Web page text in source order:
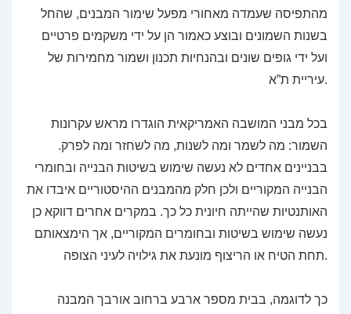
מהתפיסה שעמדה מאחורי מפעל שימור המבנים, שהחל
בשנות השמונים ובוצע כאמור הן על ידי משקמים פרטיים
ועל ידי גופים שונים ובהנחיות תכנון ושמור מחמירות של
עיריית ת”א.
בכל מבני המושבה האמריקאית הוגדרו מראש עקרונות
השמור: מה לשמר ומה לשנות, מה לשחזר ומה לפרק.
בבניינים אחדים לא נעשה שימוש בשיטות הבנייה ובחומרי
הבנייה המקוריים ולכן חלק מהמבנים ההיסטוריים איבדו את
האותנטיות שהייתה חיונית כל כך. במקרים אחרים דווקא כן
נעשה שימוש בשיטות ובחומרים המקוריים, אך הימצאותם
תחת הטיח או הריצוף מונעת את גילויה לעיני הצופה.
כך לדוגמה, בבית מספר ארבע ברחוב אורבך המבנה